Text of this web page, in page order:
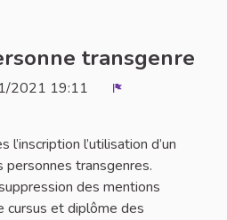
transgenre
2021 19:11
l’utilisation d’un
personnes transgenres.
des mentions
cursus et diplôme des